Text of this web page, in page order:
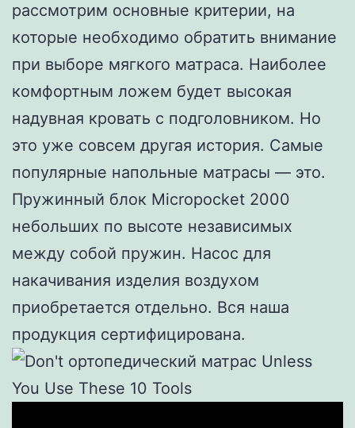
рассмотрим основные критерии, на
которые необходимо обратить внимание
при выборе мягкого матраса. Наиболее
комфортным ложем будет высокая
надувная кровать с подголовником. Но
это уже совсем другая история. Самые
популярные напольные матрасы — это.
Пружинный блок Micropocket 2000
небольших по высоте независимых
между собой пружин. Насос для
накачивания изделия воздухом
приобретается отдельно. Вся наша
продукция сертифицирована.